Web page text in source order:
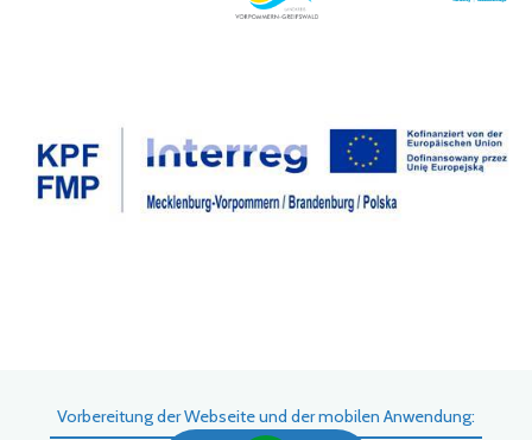
Vorbereitung der Webseite und der mobilen Anwendung: